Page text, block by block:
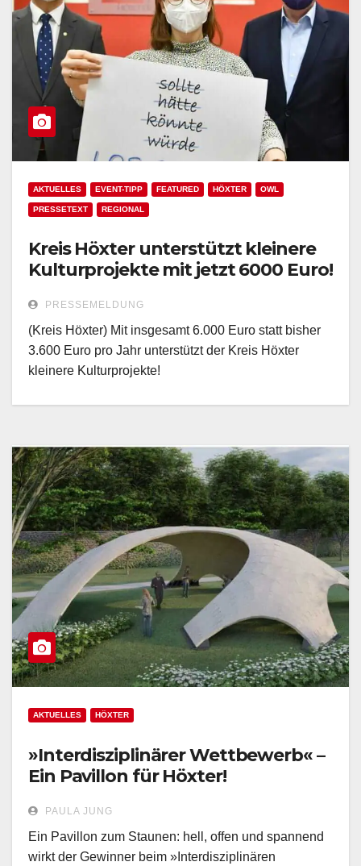
AKTUELLES EVENT-TIPP FEATURED HÖXTER OWL
PRESSETEXT REGIONAL
Kreis Höxter unterstützt kleinere
Kulturprojekte mit jetzt 6000 Euro!
PRESSEMELDUNG
(Kreis Höxter) Mit insgesamt 6.000 Euro statt bisher
3.600 Euro pro Jahr unterstützt der Kreis Höxter
kleinere Kulturprojekte!
AKTUELLES HÖXTER
»Interdisziplinärer Wettbewerb« –
Ein Pavillon für Höxter!
PAULA JUNG
Ein Pavillon zum Staunen: hell, offen und spannend
wirkt der Gewinner beim »Interdisziplinären